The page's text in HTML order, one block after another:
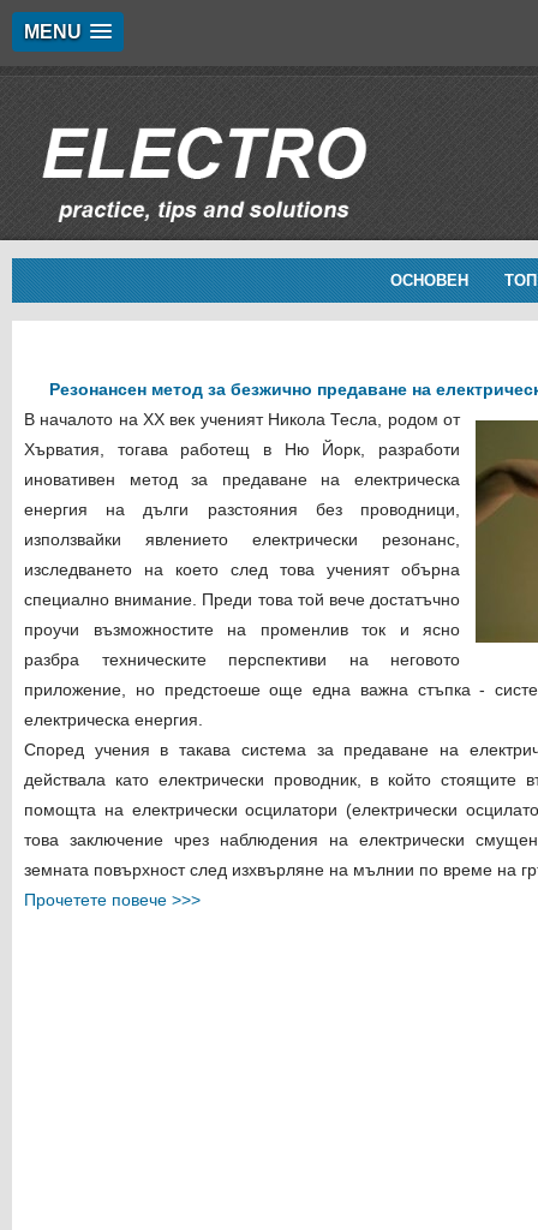
MENU
ОСНОВЕН
Резонансен метод за безжично предаване на
В началото на XX век ученият Никола Тесла, родом от
Хърватия, тогава работещ в Ню Йорк, разработи
иновативен метод за предаване на електрическа
енергия на дълги разстояния без проводници,
използвайки явлението електрически резонанс,
изследването на което след това ученият обърна
специално внимание. Преди това той вече достатъчно
проучи възможностите на променлив ток и ясно
разбра техническите перспективи на неговото
приложение, но предстоеше още една важна стъпка -
електрическа енергия.
Според учения в такава система за предаване на
действала като електрически проводник, в който стоящите
помощта на електрически осцилатори (електрически
това заключение чрез наблюдения на електрически
земната повърхност след изхвърляне на мълнии по време на
Прочетете повече >>>